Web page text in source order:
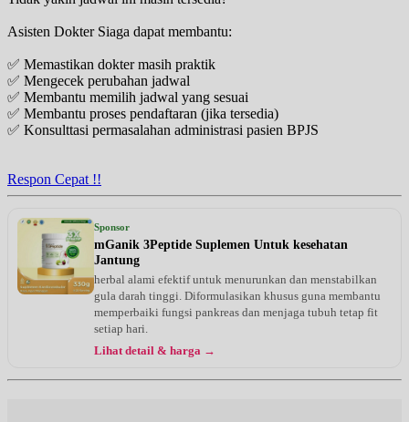
Asisten Dokter Siaga dapat membantu:
✅ Memastikan dokter masih praktik
✅ Mengecek perubahan jadwal
✅ Membantu memilih jadwal yang sesuai
✅ Membantu proses pendaftaran (jika tersedia)
✅ Konsulttasi permasalahan administrasi pasien BPJS
Respon Cepat !!
Sponsor
mGanik 3Peptide Suplemen Untuk kesehatan
Jantung
herbal alami efektif untuk menurunkan dan menstabilkan
gula darah tinggi. Diformulasikan khusus guna membantu
memperbaiki fungsi pankreas dan menjaga tubuh tetap fit
setiap hari.
Lihat detail & harga →